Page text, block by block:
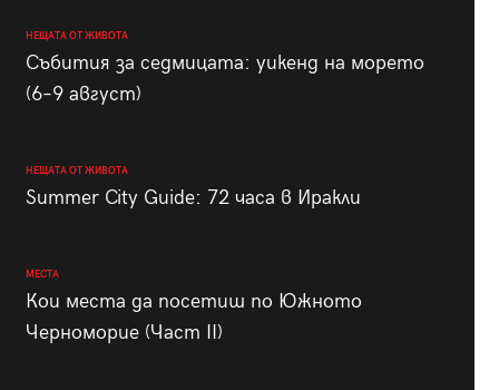
НЕЩАТА ОТ ЖИВОТА
Събития за седмицата: уикенд на морето
(6–9 август)
НЕЩАТА ОТ ЖИВОТА
Summer City Guide: 72 часа в Иракли
МЕСТА
Кои места да посетиш по Южното
Черноморие (Част II)